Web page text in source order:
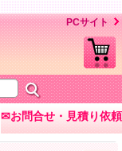
PCサイト
✉お問合せ・見積り依頼